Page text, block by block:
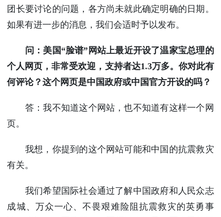
团长要讨论的问题，各方尚未就此确定明确的日期。
如果有进一步的消息，我们会适时予以发布。
问：美国“脸谱”网站上最近开设了温家宝总理的
个人网页，非常受欢迎，支持者达1.3万多。你对此有
何评论？这个网页是中国政府或中国官方开设的吗？
答：我不知道这个网站，也不知道有这样一个网
页。
我想，你提到的这个网站可能和中国的抗震救灾
有关。
我们希望国际社会通过了解中国政府和人民众志
成城、万众一心、不畏艰难险阻抗震救灾的英勇事